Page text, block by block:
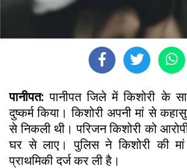
पानीपत: पानीपत जिले में किशोरी के
दुष्कर्म किया। किशोरी अपनी मां से
से निकली थी। परिजन किशोरी को
घर से लाए। पुलिस ने किशोरी की
प्राथमिकी दर्ज कर ली है।